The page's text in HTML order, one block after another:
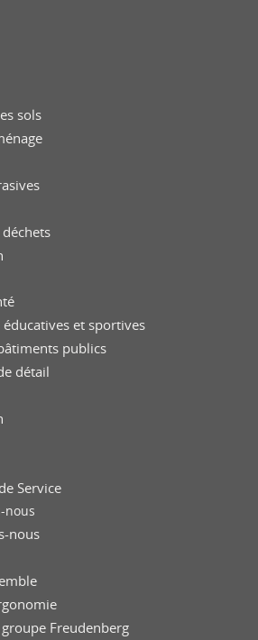
sols
et sportives
publics
détail
Service
nous
nous
Freudenberg